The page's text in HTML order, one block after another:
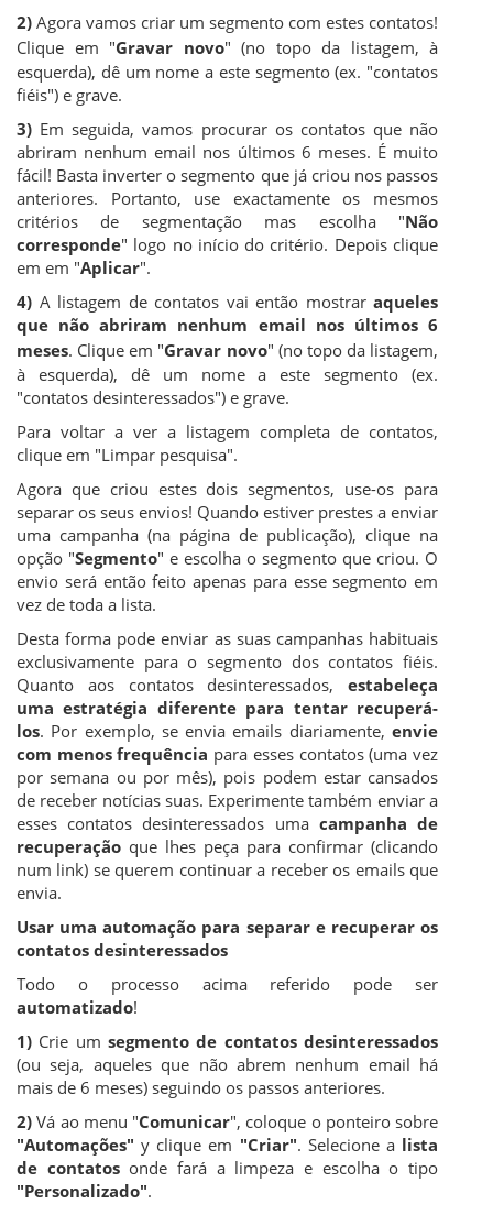
2) Agora vamos criar um segmento com estes contatos!
Clique em "Gravar novo" (no topo da listagem, à
esquerda), dê um nome a este segmento (ex. "contatos
fiéis") e grave.
3) Em seguida, vamos procurar os contatos que não
abriram nenhum email nos últimos 6 meses. É muito
fácil! Basta inverter o segmento que já criou nos passos
anteriores. Portanto, use exactamente os mesmos
critérios de segmentação mas escolha "Não
corresponde" logo no início do critério. Depois clique
em em "Aplicar".
4) A listagem de contatos vai então mostrar aqueles
que não abriram nenhum email nos últimos 6
meses. Clique em "Gravar novo" (no topo da listagem,
à esquerda), dê um nome a este segmento (ex.
"contatos desinteressados") e grave.
Para voltar a ver a listagem completa de contatos,
clique em "Limpar pesquisa".
Agora que criou estes dois segmentos, use-os para
separar os seus envios! Quando estiver prestes a enviar
uma campanha (na página de publicação), clique na
opção "Segmento" e escolha o segmento que criou. O
envio será então feito apenas para esse segmento em
vez de toda a lista.
Desta forma pode enviar as suas campanhas habituais
exclusivamente para o segmento dos contatos fiéis.
Quanto aos contatos desinteressados, estabeleça
uma estratégia diferente para tentar recuperá-
los. Por exemplo, se envia emails diariamente, envie
com menos frequência para esses contatos (uma vez
por semana ou por mês), pois podem estar cansados
de receber notícias suas. Experimente também enviar a
esses contatos desinteressados uma campanha de
recuperação que lhes peça para confirmar (clicando
num link) se querem continuar a receber os emails que
envia.
Usar uma automação para separar e recuperar os
contatos desinteressados
Todo o processo acima referido pode ser
automatizado!
1) Crie um segmento de contatos desinteressados
(ou seja, aqueles que não abrem nenhum email há
mais de 6 meses) seguindo os passos anteriores.
2) Vá ao menu "Comunicar", coloque o ponteiro sobre
"Automações" y clique em "Criar". Selecione a lista
de contatosonde fará a limpeza e escolha o tipo
"Personalizado".